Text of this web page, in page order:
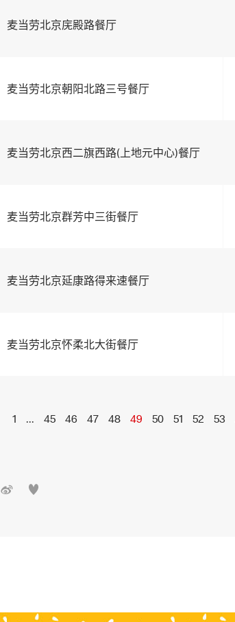
麦当劳北京庑殿路餐厅
麦当劳北京朝阳北路三号餐厅
麦当劳北京西二旗西路(上地元中心)餐厅
麦当劳北京群芳中三街餐厅
麦当劳北京延康路得来速餐厅
麦当劳北京怀柔北大街餐厅
1 ... 45 46 47 48 49 50 51 52 53
 